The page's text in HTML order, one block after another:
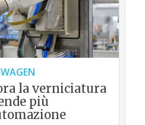
la verniciatura
più